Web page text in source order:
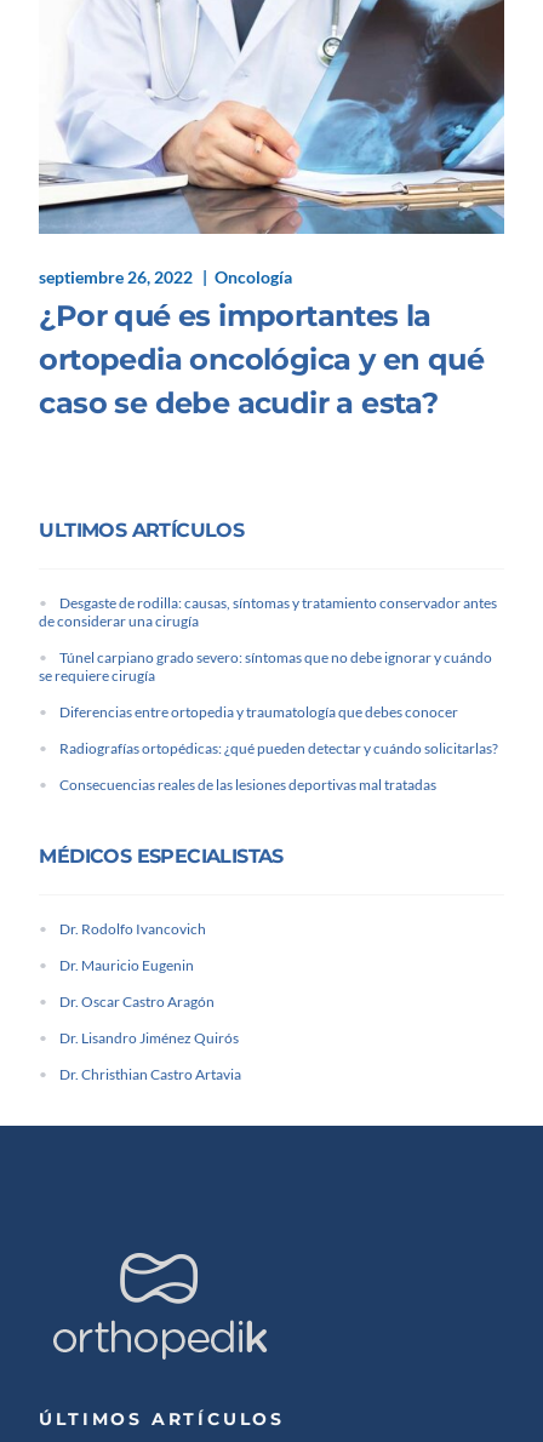
septiembre 26, 2022 Oncología
¿Por qué es importantes la
ortopedia oncológica y en qué
caso se debe acudir a esta?
ULTIMOS ARTÍCULOS
Desgaste de rodilla: causas, síntomas y tratamiento conservador antes
de considerar una cirugía
Túnel carpiano grado severo: síntomas que no debe ignorar y cuándo
se requiere cirugía
Diferencias entre ortopedia y traumatología que debes conocer
Radiografías ortopédicas: ¿qué pueden detectar y cuándo solicitarlas?
Consecuencias reales de las lesiones deportivas mal tratadas
MÉDICOS ESPECIALISTAS
Dr. Rodolfo Ivancovich
Dr. Mauricio Eugenin
Dr. Oscar Castro Aragón
Dr. Lisandro Jiménez Quirós
Dr. Christhian Castro Artavia
ÚLTIMOS ARTÍCULOS